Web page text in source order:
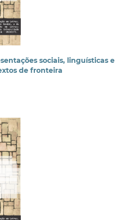
sociais, linguísticas e
de fronteira